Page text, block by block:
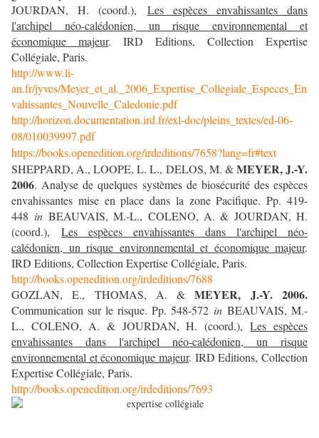
JOURDAN, H. (coord.), Les espèces envahissantes dans
l'archipel néo-calédonien, un risque environnemental et
économique majeur. IRD Editions, Collection Expertise
Collégiale, Paris.
http://www.li-
an.fr/jyves/Meyer_et_al._2006_Expertise_Collegiale_Especes_En
vahissantes_Nouvelle_Caledonie.pdf
http://horizon.documentation.ird.fr/exl-doc/pleins_textes/ed-06-
08/010039997.pdf
https://books.openedition.org/irdeditions/7658?lang=fr#text
SHEPPARD, A., LOOPE, L. L., DELOS, M. &MEYER, J.-Y.
2006. Analyse de quelques systèmes de biosécurité des espèces
envahissantes mise en place dans la zone Pacifique. Pp. 419-
448 in BEAUVAIS, M.-L., COLENO, A. & JOURDAN, H.
(coord.), Les espèces envahissantes dans l'archipel néo-
calédonien, un risque environnemental et économique majeur.
IRD Editions, Collection Expertise Collégiale, Paris.
http://books.openedition.org/irdeditions/7688
GOZLAN, E., THOMAS, A. &MEYER, J.-Y. 2006.
Communication sur le risque. Pp. 548-572 in BEAUVAIS, M.-
L., COLENO, A. & JOURDAN, H. (coord.),Les espèces
envahissantes dans l'archipel néo-calédonien, un risque
environnemental et économique majeur. IRD Editions, Collection
Expertise Collégiale, Paris.
http://books.openedition.org/irdeditions/7693